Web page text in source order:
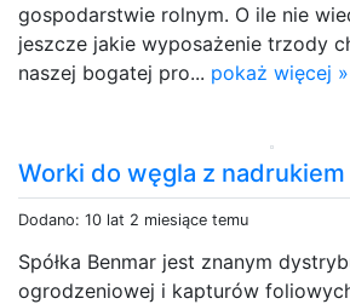
gospodarstwie rolnym. O ile nie
jeszcze jakie wyposażenie trzody
naszej bogatej pro... pokaż więcej »
Worki do węgla z nadrukiem
Dodano: 10 lat 2 miesiące temu
Spółka Benmar jest znanym
ogrodzeniowej i kapturów